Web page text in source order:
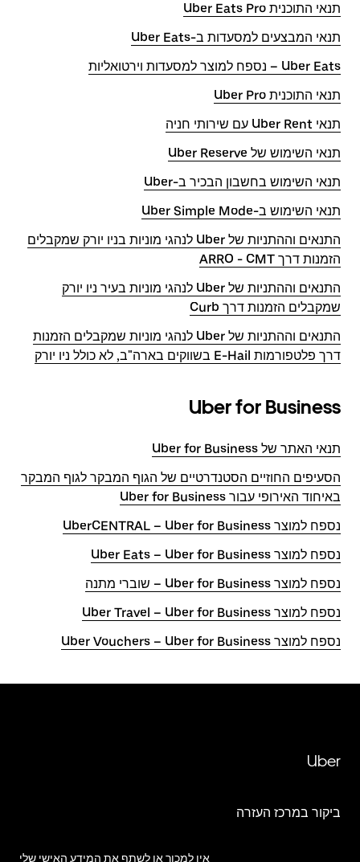
תנאי התוכנית Uber Eats Pro
תנאי המבצעים למסעדות ב-Uber Eats
Uber Eats – נספח למוצר למסעדות וירטואליות
תנאי התוכנית Uber Pro
תנאי Uber Rent עם שירותי חניה
תנאי השימוש של Uber Reserve
תנאי השימוש בחשבון הבכיר ב-Uber
תנאי השימוש ב-Uber Simple Mode
התנאים וההתניות של Uber לנהגי מוניות בניו יורק שמקבלים
הזמנות דרך ARRO - CMT
התנאים וההתניות של Uber לנהגי מוניות בעיר ניו יורק
שמקבלים הזמנות דרך Curb
התנאים וההתניות של Uber לנהגי מוניות שמקבלים הזמנות
דרך פלטפורמות E-Hail בשווקים בארה"ב, לא כולל ניו יורק
Uber for Business
תנאי האתר של Uber for Business
הסעיפים החוזיים הסטנדרטיים של הגוף המבקר לגוף המבקר
באיחוד האירופי עבור Uber for Business‏
נספח למוצר Uber for Business – ‏UberCENTRAL
נספח למוצר Uber for Business – ‏Uber Eats
נספח למוצר Uber for Business – ‏שוברי מתנה
נספח למוצר Uber for Business – ‏Uber Travel
נספח למוצר Uber for Business – ‏Uber Vouchers
Uber
ביקור במרכז העזרה
אין למכור או לשתף את המידע האישי שלי